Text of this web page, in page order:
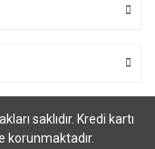
saklıdır. Kredi kartı
korunmaktadır.